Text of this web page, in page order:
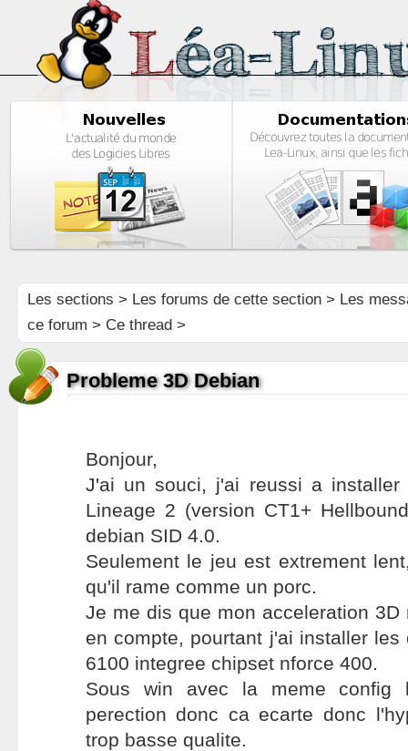
Les sections > Les forums de cette section> Les
ce forum > Ce thread >
Probleme 3D Debian
Bonjour,
J'ai un souci, j'ai reussi a
Lineage 2 (version CT1+
debian SID 4.0.
Seulement le jeu est extrement
qu'il rame comme un porc.
Je me dis que mon acceleration
en compte, pourtant j'ai installer
6100 integree chipset nforce 400.
Sous win avec la meme
perection donc ca ecarte donc
trop basse qualite.